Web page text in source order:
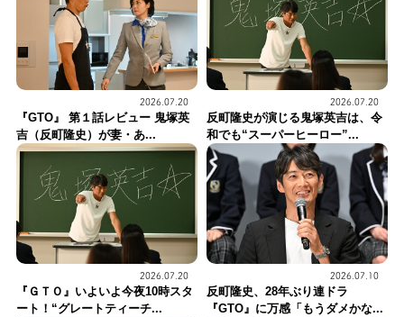
2026.07.20
『GTO』 第１話レビュー 鬼塚英
吉（反町隆史）が妻・あ...
2026.07.20
反町隆史が演じる鬼塚英吉は、令
和でも“スーパーヒーロー”...
2026.07.20
『ＧＴＯ』いよいよ今夜10時スタ
ート！“グレートティーチ...
2026.07.10
反町隆史、28年ぶり連ドラ
『GTO』に万感「もうダメかな...